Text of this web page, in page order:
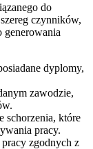
do
czynników,
generowania
dyplomy,
zawodzie,
schorzenia, które
pracy.
zgodnych z